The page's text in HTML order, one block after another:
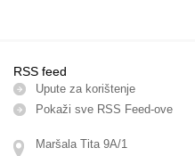
RSS feed
Upute za korištenje
Pokaži sve RSS Feed-оve
Maršala Tita 9A/1